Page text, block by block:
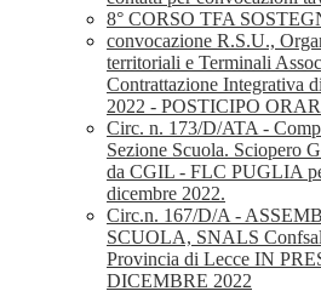
8° CORSO TFA
convocazione R.S.U.,
territoriali e Terminali
Contrattazione Integrativa
2022 - POSTICIPO
Circ. n. 173/D/ATA -
Sezione Scuola. Sciopero
da CGIL - FLC PUGLIA
dicembre 2022.
Circ.n. 167/D/A -
SCUOLA, SNALS
Provincia di Lecce IN
DICEMBRE 2022